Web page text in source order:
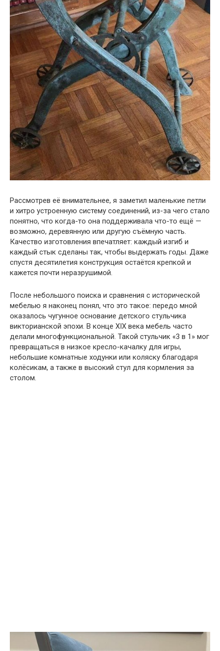
Рассмотрев её внимательнее, я заметил маленькие петли
и хитро устроенную систему соединений, из-за чего стало
понятно, что когда-то она поддерживала что-то ещё —
возможно, деревянную или другую съёмную часть.
Качество изготовления впечатляет: каждый изгиб и
каждый стык сделаны так, чтобы выдержать годы. Даже
спустя десятилетия конструкция остаётся крепкой и
кажется почти неразрушимой.
После небольшого поиска и сравнения с исторической
мебелью я наконец понял, что это такое: передо мной
оказалось чугунное основание детского стульчика
викторианской эпохи. В конце XIX века мебель часто
делали многофункциональной. Такой стульчик «3 в 1» мог
превращаться в низкое кресло-качалку для игры,
небольшие комнатные ходунки или коляску благодаря
колёсикам, а также в высокий стул для кормления за
столом.